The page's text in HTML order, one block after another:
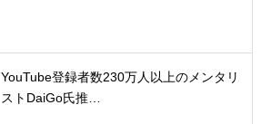
YouTube登録者数230万人以上のメンタリ
ストDaiGo氏推…